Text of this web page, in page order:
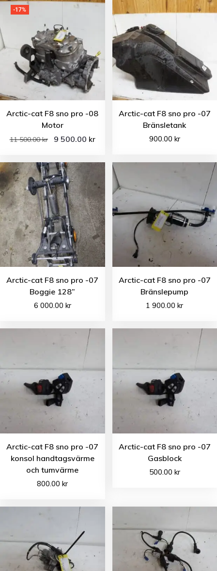
-17%
Arctic-cat F8 sno pro -08
Motor
11 500.00kr 9 500.00 kr
Arctic-cat F8 sno pro -07
Bränsletank
900.00 kr
Arctic-cat F8 sno pro -07
Boggie 128”
6 000.00 kr
Arctic-cat F8 sno pro -07
Bränslepump
1 900.00kr
Arctic-cat F8 sno pro -07
konsol handtagsvärme
och tumvärme
800.00kr
Arctic-cat F8 sno pro -07
Gasblock
500.00 kr